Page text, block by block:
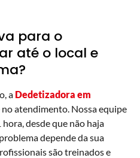
para o
até o local e
a Dedetizadora em
atendimento. Nossa equipe
desde que não haja
depende da sua
são treinados e